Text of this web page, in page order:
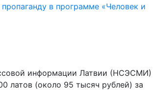
информации Латвии (НСЭСМИ)
латов (около 95 тысяч рублей) за